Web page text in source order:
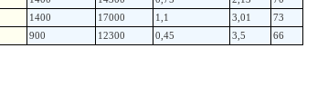
1400 17000 1,1 3,01
73
900 12300 0,45 3,5 66